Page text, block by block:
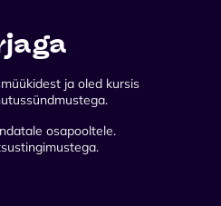
ja oled kursis
osapooltele.